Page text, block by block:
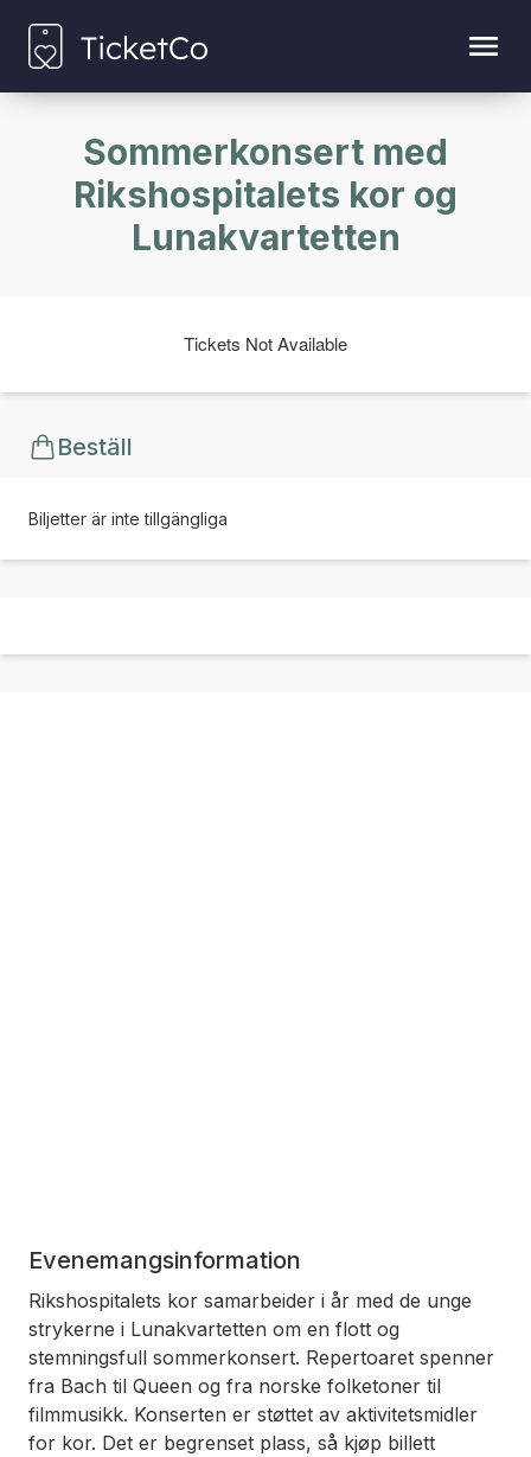
Sommerkonsert med
Rikshospitalets kor og
Lunakvartetten
Tickets Not Available
Beställ
Biljetter är inte tillgängliga
Evenemangsinformation
Rikshospitalets kor samarbeider i år med de unge
strykerne i Lunakvartetten om en flott og
stemningsfull sommerkonsert. Repertoaret spenner
fra Bach til Queen og fra norske folketoner til
filmmusikk. Konserten er støttet av aktivitetsmidler
for kor. Det er begrenset plass, så kjøp billett